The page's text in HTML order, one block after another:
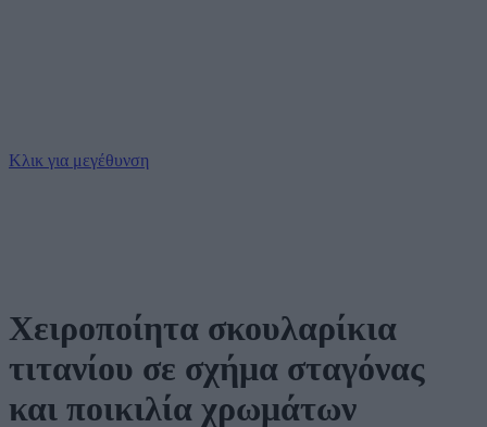
Κλικ για μεγέθυνση
Χειροποίητα σκουλαρίκια
τιτανίου σε σχήμα σταγόνας
και ποικιλία χρωμάτων